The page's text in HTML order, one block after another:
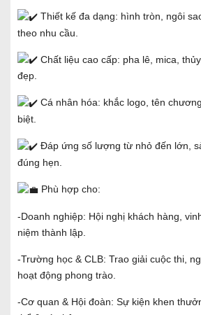
Thiết kế đa dạng: hình tròn, ngôi
theo nhu cầu.
Chất liệu cao cấp: pha lê, mica,
đẹp.
Cá nhân hóa: khắc logo, tên
biệt.
Đáp ứng số lượng từ nhỏ đến lớn,
đúng hẹn.
Phù hợp cho:
-Doanh nghiệp: Hội nghị khách hàng,
niệm thành lập.
-Trường học & CLB: Trao giải cuộc thi,
hoạt động phong trào.
-Cơ quan & Hội đoàn: Sự kiện khen